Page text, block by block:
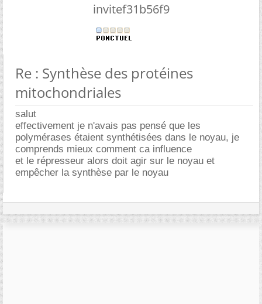
invitef31b56f9
Re : Synthèse des protéines
mitochondriales
salut
effectivement je n'avais pas pensé que les
polymérases étaient synthétisées dans le noyau, je
comprends mieux comment ca influence
et le répresseur alors doit agir sur le noyau et
empêcher la synthèse par le noyau